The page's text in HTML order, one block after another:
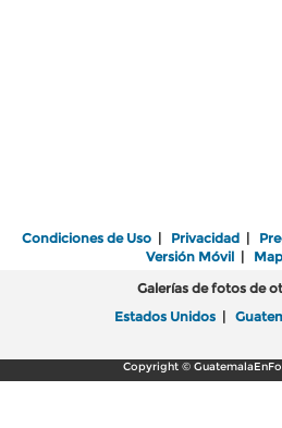
Condiciones de Uso Privacidad
Versión Móvil|
Galerías de fotos de
Estados Unidos
Copyright ©